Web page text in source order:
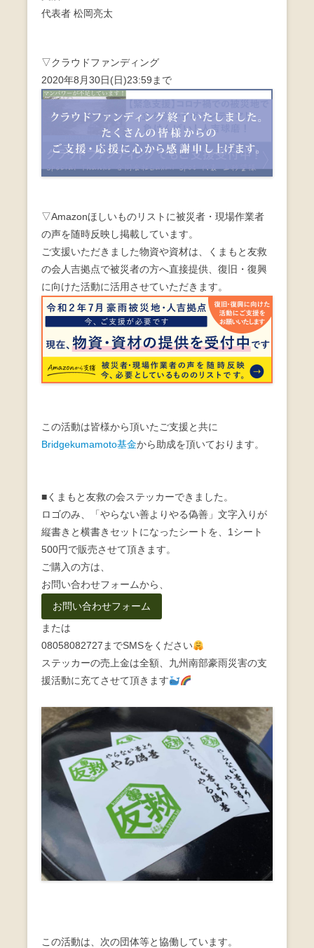
代表者 松岡亮太
▽クラウドファンディング
2020年8月30日(日)23:59まで
▽Amazonほしいものリストに被災者・現場作業者
の声を随時反映し掲載しています。
ご支援いただきました物資や資材は、くまもと友救
の会人吉拠点で被災者の方へ直接提供、復旧・復興
に向けた活動に活用させていただきます。
この活動は皆様から頂いたご支援と共に
Bridgekumamoto基金から助成を頂いております。
■くまもと友救の会ステッカーできました。
ロゴのみ、「やらない善よりやる偽善」文字入りが
縦書きと横書きセットになったシートを、1シート
500円で販売させて頂きます。
ご購入の方は、
お問い合わせフォームから、
お問い合わせフォーム
または
08058082727までSMSをください
ステッカーの売上金は全額、九州南部豪雨災害の支
援活動に充てさせて頂きます
この活動は、次の団体等と協働しています。